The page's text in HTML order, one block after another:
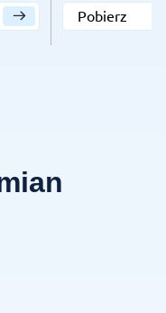
Pobierz